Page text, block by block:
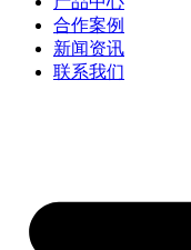
合作案例
新闻资讯
联系我们